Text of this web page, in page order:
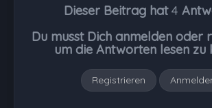
Dieser Beitrag hat4
Du musst Dich anmelden oder
um die Antworten lesen zu
Registrieren